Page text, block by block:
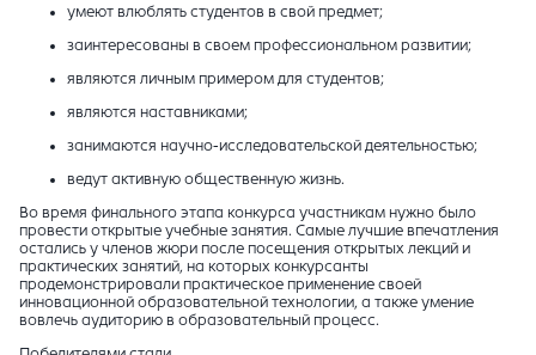
умеют влюблять студентов в свой предмет​;​
​заинтересованы в своем профессиональном развитии;
являются личным примером для студентов;
являются наставниками;
занимаются научно-исследовательской​ деятельностью;
ведут активную общественную жизнь.​
Во время финального этапа конкурса участникам нужно было
провести открытые учебные занятия. Самые лучшие впечатления
остались у членов жюри после посещения открытых лекций и
практических занятий, на которых конкурсанты
продемонстрировали практическое применение своей
инновационной образовательной технологии, а также умение
вовлечь аудиторию в образовательный процесс.